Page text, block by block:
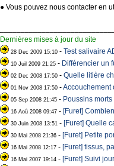
● Vous pouvez nous contacter en
Dernières mises à jour du site
28 Dec 2009 15:10 - Test salivaire
10 Juil 2009 21:25 - Différencier un
02 Dec 2008 17:50 - Quelle litière
01 Nov 2008 17:50 -Accouchement
05 Sep 2008 21:45 - Poussins
16 Aoû 2008 09:47 - [Furet]
30 Juin 2008 13:51 - [Furet] Quelle
30 Mai 2008 21:36 - [Furet] Petite
16 Mai 2008 12:17 - [Furet] tissus,
16 Mai 2007 19:14 - [Furet] Suivi